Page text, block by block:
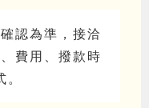
認為準，接洽
費用、撥款時